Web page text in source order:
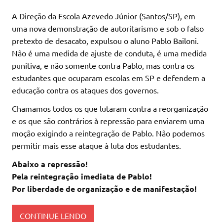
A Direção da Escola Azevedo Júnior (Santos/SP), em
uma nova demonstração de autoritarismo e sob o falso
pretexto de desacato, expulsou o aluno Pablo Bailoni.
Não é uma medida de ajuste de conduta, é uma medida
punitiva, e não somente contra Pablo, mas contra os
estudantes que ocuparam escolas em SP e defendem a
educação contra os ataques dos governos.
Chamamos todos os que lutaram contra a reorganização
e os que são contrários à repressão para enviarem uma
moção exigindo a reintegração de Pablo. Não podemos
permitir mais esse ataque à luta dos estudantes.
Abaixo a repressão!
Pela reintegração imediata de Pablo!
Por liberdade de organização e de manifestação!
CONTINUE LENDO